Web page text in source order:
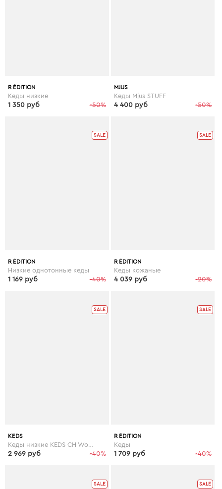
R ÉDITION
Кеды низкие
-50%
1 350 руб
MJUS
Кеды Mjus STUFF
-50%
4 400 руб
SALE
R ÉDITION
Низкие однотонные кеды
-40%
1 169 руб
SALE
R ÉDITION
Кеды кожаные
-20%
4 039 руб
SALE
KEDS
-40%
2 969 руб
SALE
R ÉDITION
Кеды
-40%
1 709 руб
SALE SALE